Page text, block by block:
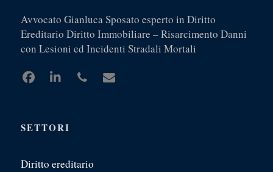
Avvocato Gianluca Sposato esperto in Diritto
Ereditario Diritto Immobiliare – Risarcimento Danni
con Lesioni ed Incidenti Stradali Mortali
SETTORI
Diritto ereditario